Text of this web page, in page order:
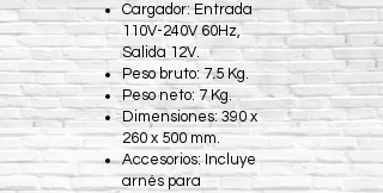
Cargador: Entrada
110V-240V 60Hz,
Salida 12V.
Peso bruto: 7.5 Kg.
Peso neto: 7 Kg.
Dimensiones: 390 x
260 x 500 mm.
Accesorios: Incluye
arnés para